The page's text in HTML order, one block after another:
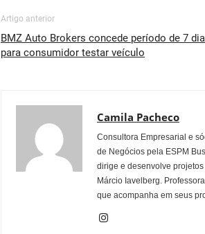
Artigo anterior
BMZ Auto Brokers concede período de 7
para consumidor testar veículo
Camila Pacheco
Consultora Empresarial e
de Negócios pela ESPM
dirige e desenvolve
Márcio Iavelberg.
que acompanha em seus